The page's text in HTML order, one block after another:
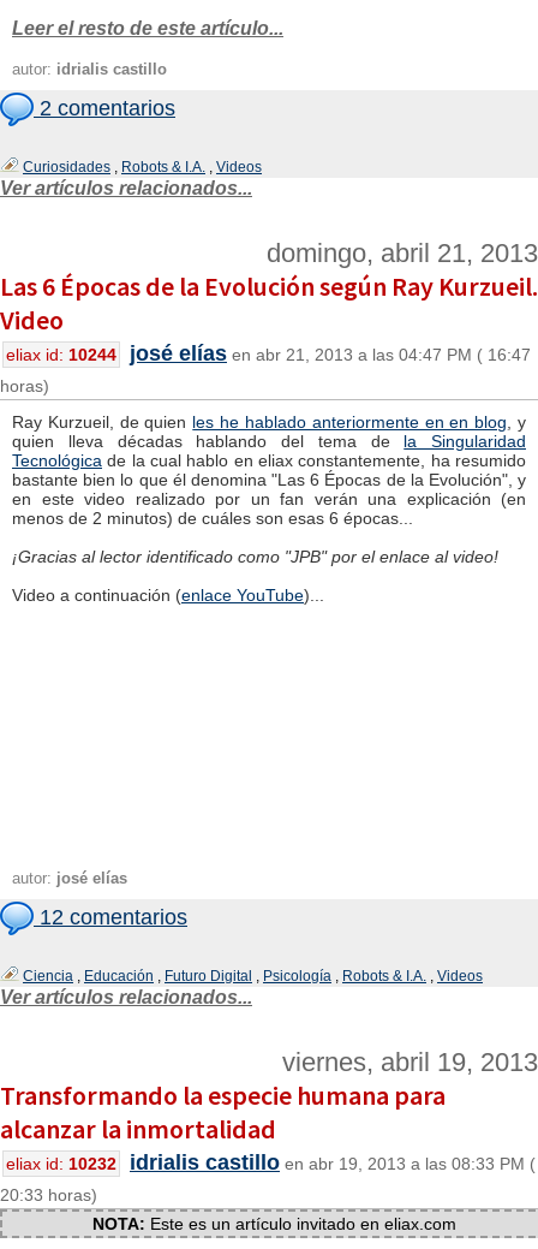
Leer el resto de este artículo...
autor: idrialis castillo
2 comentarios
Curiosidades , Robots & I.A. , Videos
Ver artículos relacionados...
domingo, abril 21, 2013
Las 6 Épocas de la Evolución según Ray Kurzueil.
Video
eliax id: 10244 josé elías en abr 21, 2013 a las 04:47 PM ( 16:47
horas)
Ray Kurzueil, de quien les he hablado anteriormente en en blog , y
quien lleva décadas hablando del tema de la Singularidad
Tecnológica de la cual hablo en eliax constantemente, ha resumido
bastante bien lo que él denomina "Las 6 Épocas de la Evolución", y
en este video realizado por un fan verán una explicación (en
menos de 2 minutos) de cuáles son esas 6 épocas...
¡Gracias al lector identificado como "JPB" por el enlace al video!
Video a continuación (enlace YouTube)...
autor: josé elías
12 comentarios
Ciencia , Educación , Futuro Digital , Psicología , Robots & I.A. , Videos
Ver artículos relacionados...
viernes, abril 19, 2013
Transformando la especie humana para
alcanzar la inmortalidad
eliax id: 10232 idrialis castillo en abr 19, 2013 a las 08:33 PM (
20:33 horas)
NOTA: Este es un artículo invitado en eliax.com